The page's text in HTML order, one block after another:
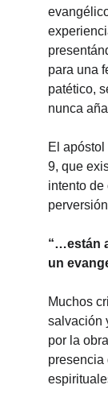
para una
patético,
nunca
El
9, que
intento de
“…están
un
Muchos
salvación
por la
presencia